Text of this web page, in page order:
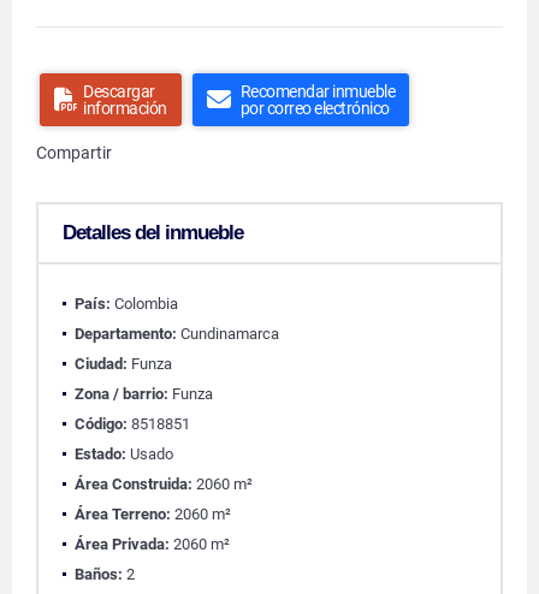
Descargar
información
Recomendar inmueble
por correo electrónico
Compartir
Detalles del inmueble
País: Colombia
Departamento: Cundinamarca
Ciudad: Funza
Zona / barrio: Funza
Código: 8518851
Estado: Usado
Área Construida: 2060 m²
Área Terreno: 2060 m²
Área Privada: 2060 m²
Baños: 2